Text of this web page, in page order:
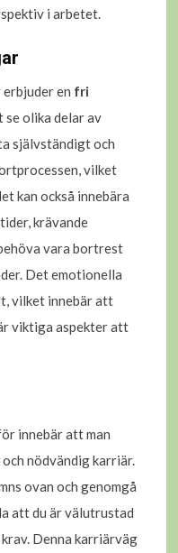
i arbetet.
en fri
olika delar av
självständigt och
vilket
kan också innebära
krävande
vara bortrest
Det emotionella
vilket innebär att
viktiga aspekter att
innebär att man
och nödvändig karriär.
ovan och genomgå
att du är välutrustad
Denna karriärväg